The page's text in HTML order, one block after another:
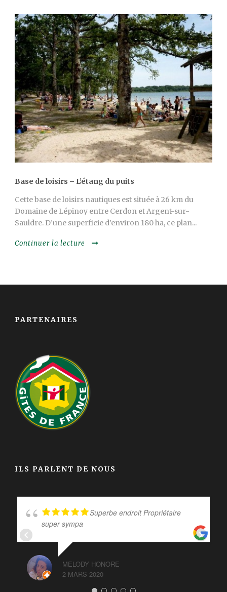
Base de loisirs – L’étang du puits
Cette base de loisirs nautiques est située à 26 km du
Domaine de Lépinoy entre Cerdon et Argent-sur-
Sauldre. D’une superficie d’environ 180 ha, ce plan...
Continuer la lecture
PARTENAIRES
ILS PARLENT DE NOUS
Superbe endroit Propriétaire
super sympa
MELODY HONORE
2 MARS 2020